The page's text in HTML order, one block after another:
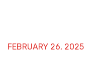
FEBRUARY 26, 2025